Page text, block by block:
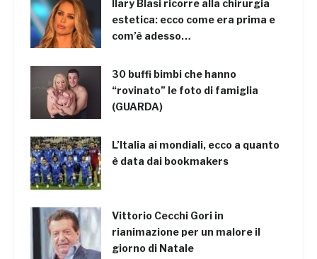
Ilary Blasi ricorre alla chirurgia
estetica: ecco come era prima e
com’è adesso…
30 buffi bimbi che hanno
“rovinato” le foto di famiglia
(GUARDA)
L’Italia ai mondiali, ecco a quanto
è data dai bookmakers
Vittorio Cecchi Gori in
rianimazione per un malore il
giorno di Natale